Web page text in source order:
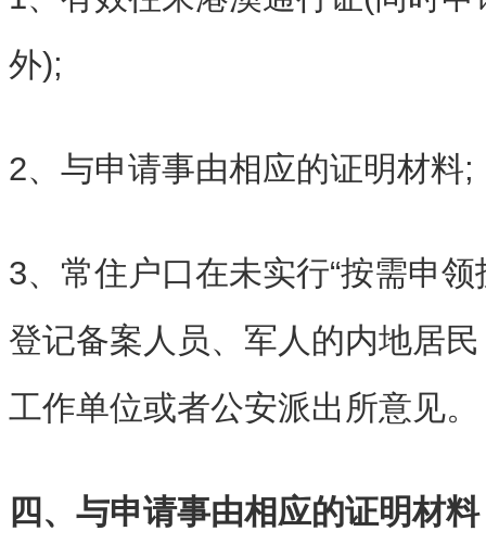
外);
2、与申请事由相应的证明材料;
3、 常住户口在未实行“按需申领
登记备案人员、军人的内地居
工作单位或者公安派出所意见。
四、与申请事由相应的证明材料